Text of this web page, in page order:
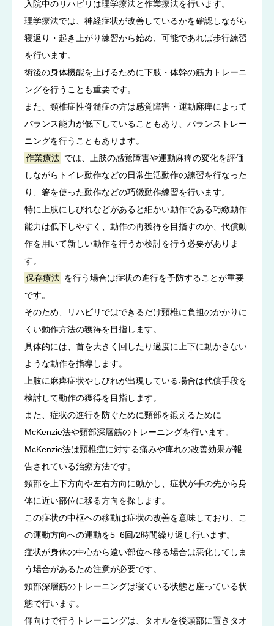
入院中のリハビリは理学療法と作業療法を行います。
理学療法では、神経症状が改善しているかを確認しながら
寝返り・起き上がり練習から始め、可能であれば歩行練習
を行います。
術後の身体機能を上げるために下肢・体幹の筋力トレーニ
ングを行うことも重要です。
また、頸椎症性脊髄症の方は感覚障害・運動麻痺によって
バランス能力が低下していることもあり、バランストレー
ニングを行うこともあります。
作業療法 では、上肢の感覚障害や運動麻痺の変化を評価
しながらトイレ動作などの日常生活動作の練習を行なった
り、箸を使った動作などの巧緻動作練習を行います。
特に上肢にしびれなどがあると細かい動作である巧緻動作
能力は低下しやすく、動作の再獲得を目指すのか、代償動
作を用いて新しい動作を行うか検討を行う必要がありま
す。
保存療法 を行う場合は症状の進行を予防することが重要
です。
そのため、リハビリではできるだけ頸椎に負担のかかりに
くい動作方法の獲得を目指します。
具体的には、首を大きく回したり過度に上下に動かさない
ような動作を指導します。
上肢に麻痺症状やしびれが出現している場合は代償手段を
検討して動作の獲得を目指します。
また、症状の進行を防ぐために頸部を鍛えるために
McKenzie法や頸部深層筋のトレーニングを行います。
McKenzie法は頸椎症に対する痛みや痺れの改善効果が報
告されている治療方法です。
頸部を上下方向や左右方向に動かし、症状が手の先から身
体に近い部位に移る方向を探します。
この症状の中枢への移動は症状の改善を意味しており、こ
の運動方向への運動を5−6回/2時間繰り返し行います。
症状が身体の中心から遠い部位へ移る場合は悪化してしま
う場合があるため注意が必要です。
頸部深層筋のトレーニングは寝ている状態と座っている状
態で行います。
仰向けで行うトレーニングは、タオルを後頭部に置きタオ